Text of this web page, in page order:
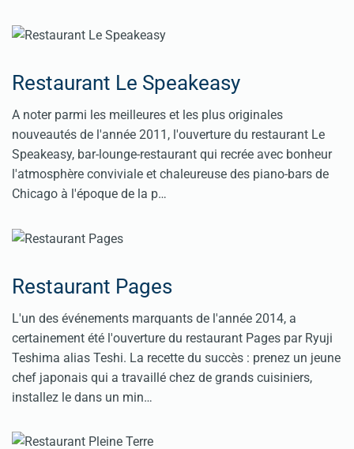
Restaurant Le Speakeasy
A noter parmi les meilleures et les plus originales
nouveautés de l'année 2011, l'ouverture du restaurant Le
Speakeasy, bar-lounge-restaurant qui recrée avec bonheur
l'atmosphère conviviale et chaleureuse des piano-bars de
Chicago à l'époque de la p…
Restaurant Pages
L'un des événements marquants de l'année 2014, a
certainement été l'ouverture du restaurant Pages par Ryuji
Teshima alias Teshi. La recette du succès : prenez un jeune
chef japonais qui a travaillé chez de grands cuisiniers,
installez le dans un min…